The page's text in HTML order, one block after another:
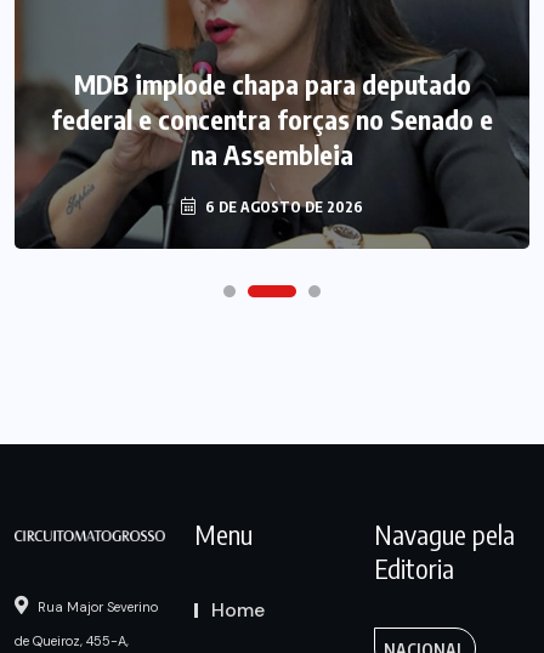
MDB implode chapa para deputado
federal e concentra forças no Senado e
na Assembleia
6 DE AGOSTO DE 2026
Rua Major Severino
de Queiroz, 455-A,
Menu
Home
Navague pela
Editoria